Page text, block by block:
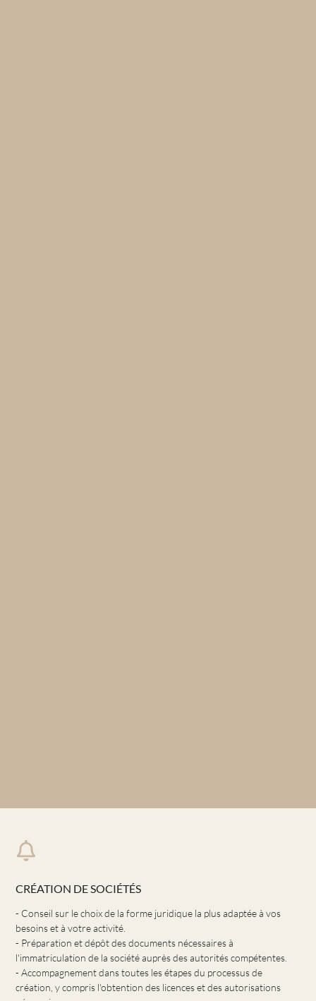
CRÉATION DE SOCIÉTÉS
- Conseil sur le choix de la forme juridique la plus adaptée à vos
besoins et à votre activité.
- Préparation et dépôt des documents nécessaires à
l'immatriculation de la société auprès des autorités compétentes.
- Accompagnement dans toutes les étapes du processus de
création, y compris l'obtention des licences et des autorisations